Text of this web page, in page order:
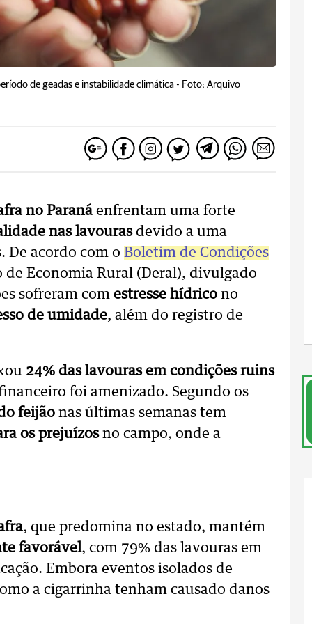
de geadas e instabilidade climática - Foto: Arquivo
no Paranáenfrentam uma forte
nas lavourasdevido a uma
De acordo com o Boletim de Condições
Economia Rural (Deral), divulgado
sofreram com estresse hídrico no
de umidade, além do registro de
24% das lavouras em condições ruins
foi amenizado. Segundo os
feijão nas últimas semanas tem
os prejuízosno campo, onde a
, que predomina no estado, mantém
favorável, com 79% das lavouras em
Embora eventos isolados de
a cigarrinha tenham causado danos